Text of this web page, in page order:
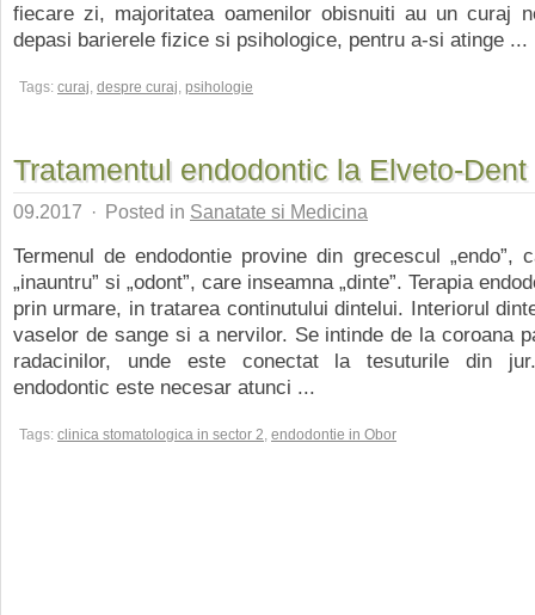
fiecare zi, majoritatea oamenilor obisnuiti au un curaj
depasi barierele fizice si psihologice, pentru a-si atinge ...
Tags: curaj, despre curaj, psihologie
Tratamentul endodontic la Elveto-Dent
09.2017 · Posted in Sanatate si Medicina
Termenul de endodontie provine din grecescul „endo”,
„inauntru” si „odont”, care inseamna „dinte”. Terapia
prin urmare, in tratarea continutului dintelui. Interiorul
vaselor de sange si a nervilor. Se intinde de la coroana
radacinilor, unde este conectat la tesuturile din
endodontic este necesar atunci ...
Tags: clinica stomatologica in sector 2, endodontie in Obor